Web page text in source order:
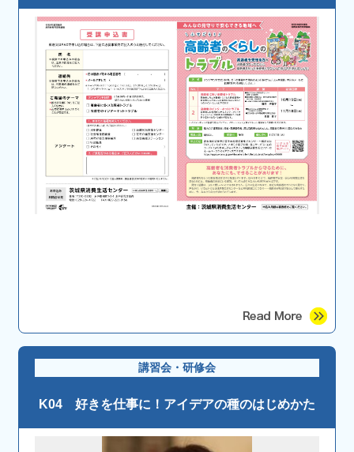
講習会・研修会
K04 好きを仕事に！アイデアの種のはじめかた